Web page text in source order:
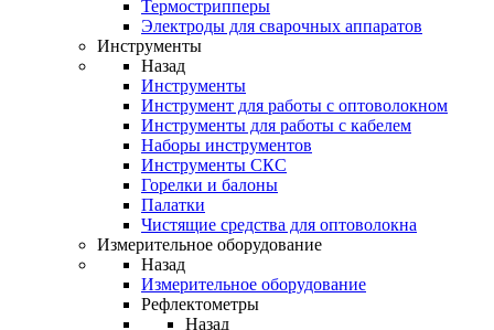
Термострипперы
Электроды для сварочных аппаратов
Инструменты
Назад
Инструменты
Инструмент для работы с оптоволокном
Инструменты для работы с кабелем
Наборы инструментов
Инструменты СКС
Горелки и балоны
Палатки
Чистящие средства для оптоволокна
Измерительное оборудование
Назад
Измерительное оборудование
Рефлектометры
Назад